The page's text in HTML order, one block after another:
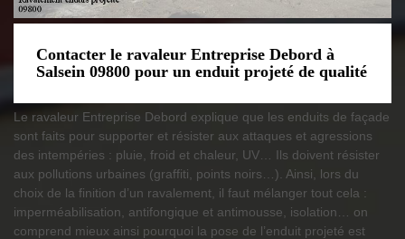
Contacter le ravaleur Entreprise Debord à
Salsein 09800 pour un enduit projeté de qualité
Le ravaleur Entreprise Debord explique que les enduits de façade
sont faits pour supporter et résister aux attaques et agressions
des intempéries : pluie, froid et chaleur, UV… Ils doivent résister
aux pollutions urbaines (graffiti, points noirs…). Ainsi, lors du
choix de la finition d’un ravalement, il faut mélanger tout cela :
imperméabilisation, antifongique et antimousse, isolation… on
comprend mieux ainsi pourquoi la pose de l’enduit projeté est